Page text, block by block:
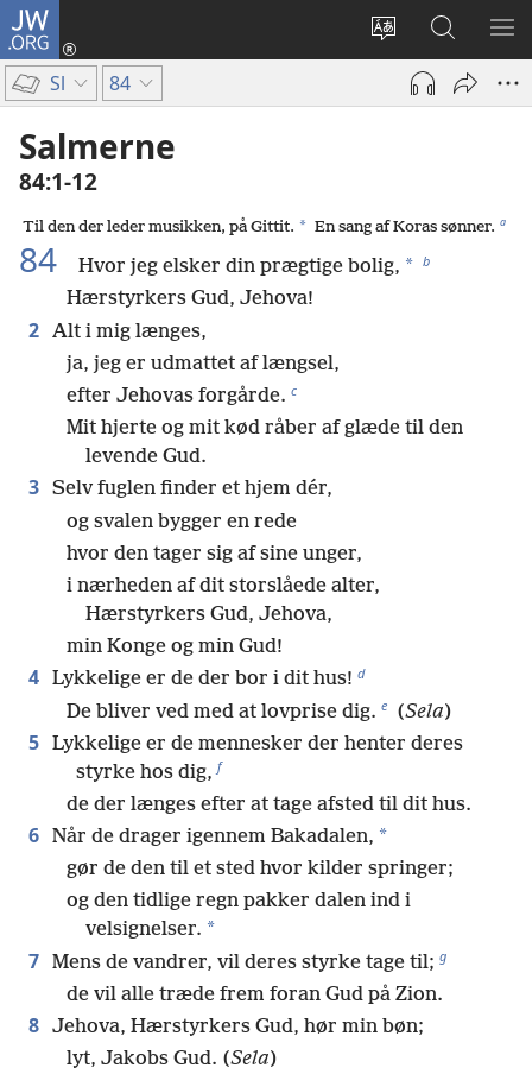
JW.ORG
Vælg
sprog
Log
på
(åbner
Søg
på
JW.ORG
VIS
Sl 84
Salmerne
84:1-12
Til den der leder musikken, på Gittit. * En sang af Koras sønner. a
84 Hvor jeg elsker din prægtige bolig, * b
Hærstyrkers Gud, Jehova!
2 Alt i mig længes,
ja, jeg er udmattet af længsel,
efter Jehovas forgårde. c
Mit hjerte og mit kød råber af glæde til den
levende Gud.
3 Selv fuglen finder et hjem dér,
og svalen bygger en rede
hvor den tager sig af sine unger,
i nærheden af dit storslåede alter,
Hærstyrkers Gud, Jehova,
min Konge og min Gud!
4 Lykkelige er de der bor i dit hus! d
De bliver ved med at lovprise dig. e (Sela)
5 Lykkelige er de mennesker der henter deres
styrke hos dig, f
de der længes efter at tage afsted til dit hus.
6 Når de drager igennem Bakadalen, *
gør de den til et sted hvor kilder springer;
og den tidlige regn pakker dalen ind i
velsignelser. *
7 Mens de vandrer, vil deres styrke tage til; g
de vil alle træde frem foran Gud på Zion.
8 Jehova, Hærstyrkers Gud, hør min bøn;
lyt, Jakobs Gud. (Sela)